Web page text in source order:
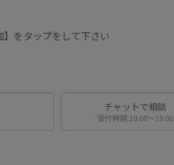
をタップをして下さい
チャットで相談
受付時間 10:00〜19:00